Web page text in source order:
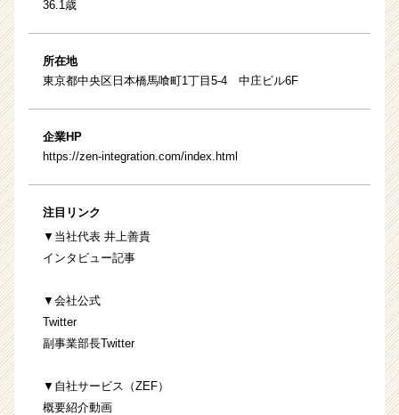
36.1歳
所在地
東京都中央区日本橋馬喰町1丁目5-4 中庄ビル6F
企業HP
https://zen-integration.com/index.html
注目リンク
▼当社代表 井上善貴
インタビュー記事
▼会社公式
Twitter
副事業部長Twitter
▼自社サービス（ZEF）
概要紹介動画